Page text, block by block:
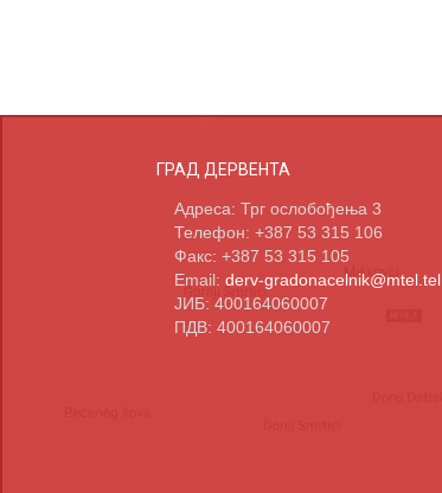
ГРАД ДЕРВЕНТА
Адреса: Трг ослобођења 3
Телефон: +387 53 315 106
Факс: +387 53 315 105
Email: derv-gradonacelnik@mtel.tel
ЈИБ: 400164060007
ПДВ: 400164060007